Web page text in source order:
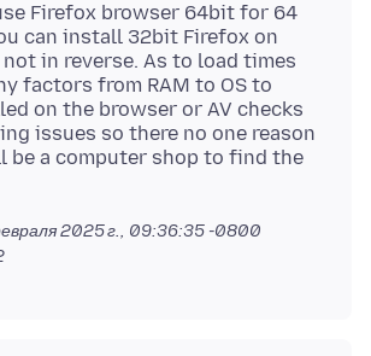
Firefox browser 64bit for 64
can install 32bit Firefox on
in reverse. As to load times
factors from RAM to OS to
on the browser or AV checks
issues so there no one reason
be a computer shop to find the
2025 г., 09:36:35 -0800